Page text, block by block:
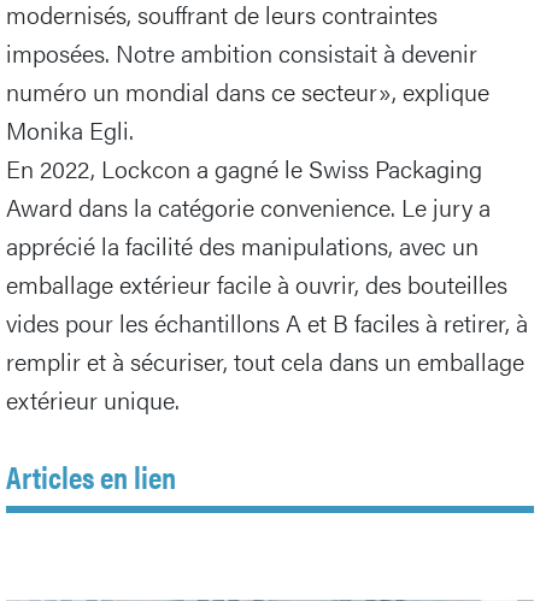
modernisés, souffrant de leurs contraintes
imposées. Notre ambition consistait à devenir
numéro un mondial dans ce secteur», explique
Monika Egli.
En 2022, Lockcon a gagné le Swiss Packaging
Award dans la catégorie convenience. Le jury a
apprécié la facilité des manipulations, avec un
emballage extérieur facile à ouvrir, des bouteilles
vides pour les échantillons A et B faciles à retirer, à
remplir et à sécuriser, tout cela dans un emballage
extérieur unique.
Articles en lien